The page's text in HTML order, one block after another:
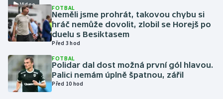
Lezení
Lyže a snowboard
Moderní pětiboj
Motorsport
Video FOTBAL
Neměli jsme prohrát, takovou chybu si
hráč nemůže dovolit, zlobil se Horejš po
duelu s Besiktasem
Před 3 hod
FOTBAL
Polidar dal dost možná první gól hlavou.
Palici nemám úplně špatnou, zářil
Před 10 hod